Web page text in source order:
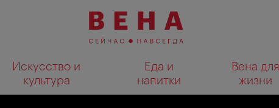
Искусство и
культура
Еда и
напитки
Вена для
жизни